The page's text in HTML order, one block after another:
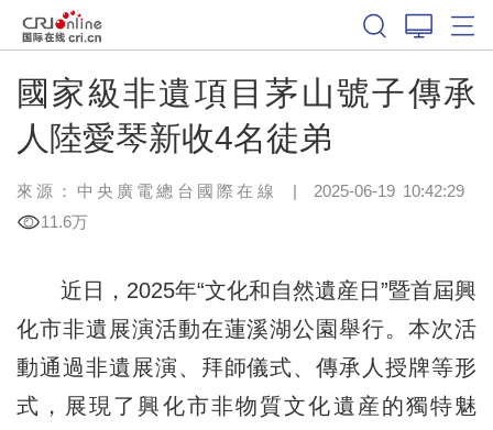
國家級非遺項目茅山號子傳承
人陸愛琴新收4名徒弟
來源：中央廣電總台國際在線 | 2025-06-19 10:42:29
11.6万
近日，2025年“文化和自然遺産日”暨首屆興
化市非遺展演活動在蓮溪湖公園舉行。本次活
動通過非遺展演、拜師儀式、傳承人授牌等形
式，展現了興化市非物質文化遺産的獨特魅